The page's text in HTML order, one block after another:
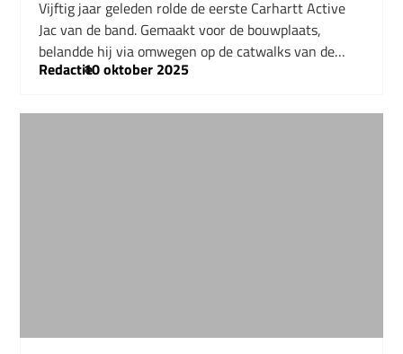
Vijftig jaar geleden rolde de eerste Carhartt Active
Jac van de band. Gemaakt voor de bouwplaats,
belandde hij via omwegen op de catwalks van de…
Redactie
–
10 oktober 2025